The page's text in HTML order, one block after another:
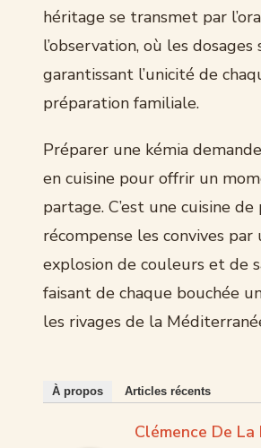
héritage se transmet par
l’observation, où les dosages
garantissant l’unicité de
préparation familiale.
Préparer une kémia
en cuisine pour offrir un
partage. C’est une cuisine
récompense les convives par
explosion de couleurs et de
faisant de chaque bouchée
les rivages de la
À propos Articles récents
Clémence De